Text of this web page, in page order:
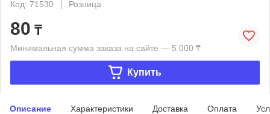
Код: 71530
Розница
80 ₸
Минимальная сумма заказа на сайте — 5 000 ₸
Купить
Описание Характеристики Доставка Оплата